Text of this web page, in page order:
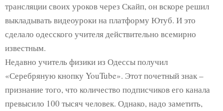
трансляции своих уроков через Скайп, он вскоре решил
выкладывать видеоуроки на платформу Ютуб. И это
сделало одесского учителя действительно всемирно
известным.
Недавно учитель физики из Одессы получил
«Серебряную кнопку YouTube». Этот почетный знак –
признание того, что количество подписчиков его канала
превысило 100 тысяч человек. Однако, надо заметить,